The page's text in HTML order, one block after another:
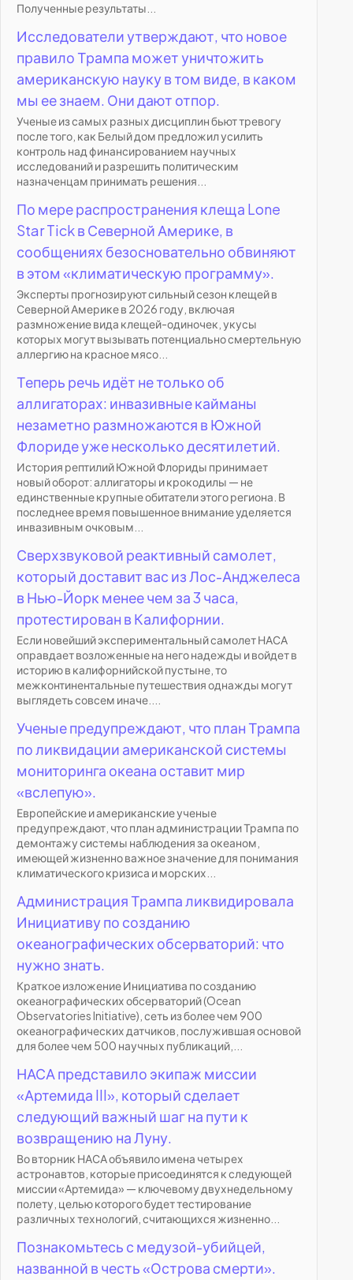
Полученные результаты...
Исследователи утверждают, что новое
правило Трампа может уничтожить
американскую науку в том виде, в каком
мы ее знаем. Они дают отпор.
Ученые из самых разных дисциплин бьют тревогу
после того, как Белый дом предложил усилить
контроль над финансированием научных
исследований и разрешить политическим
назначенцам принимать решения...
По мере распространения клеща Lone
Star Tick в Северной Америке, в
сообщениях безосновательно обвиняют
в этом «климатическую программу».
Эксперты прогнозируют сильный сезон клещей в
Северной Америке в 2026 году, включая
размножение вида клещей-одиночек, укусы
которых могут вызывать потенциально смертельную
аллергию на красное мясо...
Теперь речь идёт не только об
аллигаторах: инвазивные кайманы
незаметно размножаются в Южной
Флориде уже несколько десятилетий.
История рептилий Южной Флориды принимает
новый оборот: аллигаторы и крокодилы — не
единственные крупные обитатели этого региона. В
последнее время повышенное внимание уделяется
инвазивным очковым...
Сверхзвуковой реактивный самолет,
который доставит вас из Лос-Анджелеса
в Нью-Йорк менее чем за 3 часа,
протестирован в Калифорнии.
Если новейший экспериментальный самолет НАСА
оправдает возложенные на него надежды и войдет в
историю в калифорнийской пустыне, то
межконтинентальные путешествия однажды могут
выглядеть совсем иначе....
Ученые предупреждают, что план Трампа
по ликвидации американской системы
мониторинга океана оставит мир
«вслепую».
Европейские и американские ученые
предупреждают, что план администрации Трампа по
демонтажу системы наблюдения за океаном,
имеющей жизненно важное значение для понимания
климатического кризиса и морских...
Администрация Трампа ликвидировала
Инициативу по созданию
океанографических обсерваторий: что
нужно знать.
Краткое изложение Инициатива по созданию
океанографических обсерваторий (Ocean
Observatories Initiative), сеть из более чем 900
океанографических датчиков, послужившая основой
для более чем 500 научных публикаций,...
НАСА представило экипаж миссии
«Артемида III», который сделает
следующий важный шаг на пути к
возвращению на Луну.
Во вторник НАСА объявило имена четырех
астронавтов, которые присоединятся к следующей
миссии «Артемида» — ключевому двухнедельному
полету, целью которого будет тестирование
различных технологий, считающихся жизненно...
Познакомьтесь с медузой-убийцей,
названной в честь «Острова смерти».